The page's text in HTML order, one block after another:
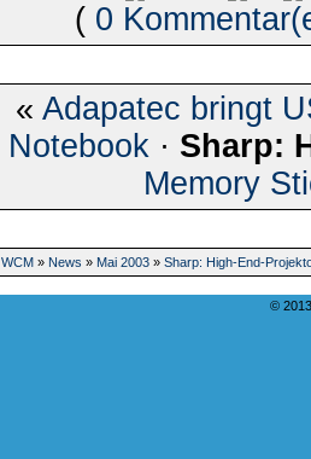
( 0
«Adapatec bringt
Notebook · Sharp:
Memory
WCM » News » Mai 2003» Sharp: High-End-
©